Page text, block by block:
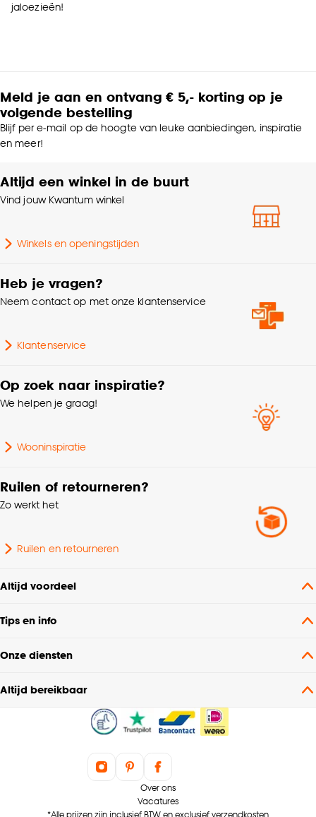
jaloezieën!
Meld je aan en ontvang € 5,- korting op je
volgende bestelling
Blijf per e-mail op de hoogte van leuke aanbiedingen, inspiratie
en meer!
Altijd een winkel in de buurt
Vind jouw Kwantum winkel
Winkels en openingstijden
Heb je vragen?
Neem contact op met onze klantenservice
Klantenservice
Op zoek naar inspiratie?
We helpen je graag!
Wooninspiratie
Ruilen of retourneren?
Zo werkt het
Ruilen en retourneren
Altijd voordeel
Tips en info
Onze diensten
Altijd bereikbaar
Over ons
Vacatures
*Alle prijzen zijn inclusief BTW en exclusief verzendkosten